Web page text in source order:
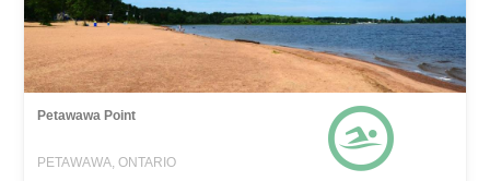
Petawawa Point
PETAWAWA, ONTARIO